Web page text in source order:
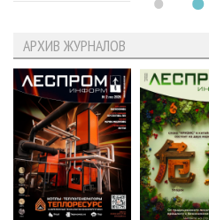
АРХИВ ЖУРНАЛОВ